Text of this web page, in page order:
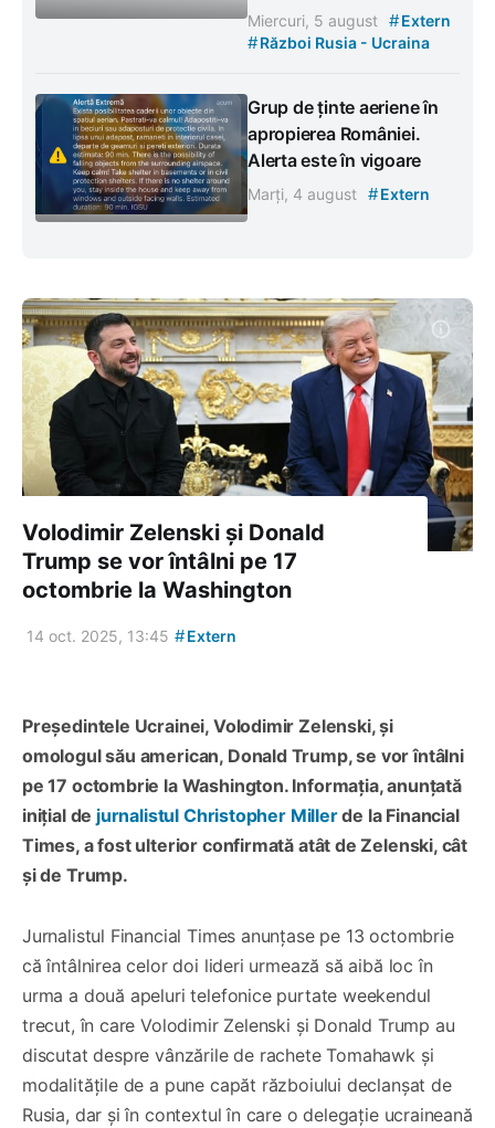
Miercuri, 5 august #Extern
#Război Rusia - Ucraina
Grup de ținte aeriene în
apropierea României.
Alerta este în vigoare
Marți, 4 august #Extern
Volodimir Zelenski și Donald
Trump se vor întâlni pe 17
octombrie la Washington
14 oct. 2025, 13:45 #Extern
Președintele Ucrainei, Volodimir Zelenski, și
omologul său american, Donald Trump, se vor întâlni
pe 17 octombrie la Washington. Informația, anunțată
inițial de jurnalistul Christopher Millerde la Financial
Times, a fost ulterior confirmată atât de Zelenski, cât
și de Trump.
Jurnalistul Financial Times anunțase pe 13 octombrie
că întâlnirea celor doi lideri urmează să aibă loc în
urma a două apeluri telefonice purtate weekendul
trecut, în care Volodimir Zelenski și Donald Trump au
discutat despre vânzările de rachete Tomahawk și
modalitățile de a pune capăt războiului declanșat de
Rusia, dar și în contextul în care o delegație ucraineană